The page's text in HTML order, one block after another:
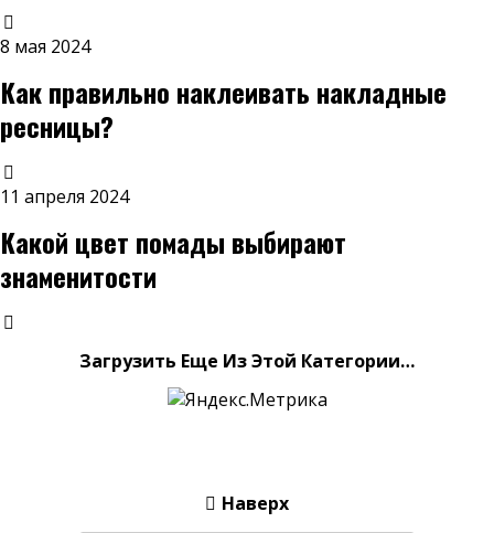
8 мая 2024
Как правильно наклеивать накладные
ресницы?
11 апреля 2024
Какой цвет помады выбирают
знаменитости
Загрузить Еще Из Этой Категории…
Наверх